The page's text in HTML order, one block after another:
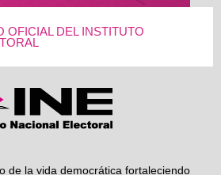
OFICIAL DEL INSTITUTO
de la vida democrática fortaleciendo